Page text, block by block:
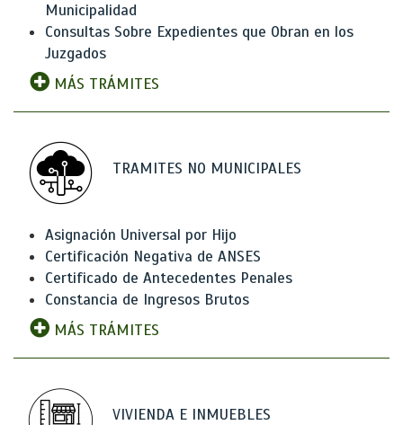
Municipalidad
Consultas Sobre Expedientes que Obran en los
Juzgados
MÁS TRÁMITES
TRAMITES NO MUNICIPALES
Asignación Universal por Hijo
Certificación Negativa de ANSES
Certificado de Antecedentes Penales
Constancia de Ingresos Brutos
MÁS TRÁMITES
VIVIENDA E INMUEBLES